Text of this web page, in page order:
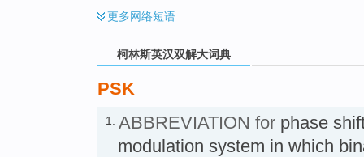
更多网络短语
柯林斯英汉双解大词典
PSK
1. ABBREVIATION for phase
modulation system in which